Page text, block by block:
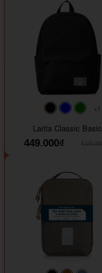
#faf0e6#000000#0000FF
+1
Larita Classic Basic
449.000₫